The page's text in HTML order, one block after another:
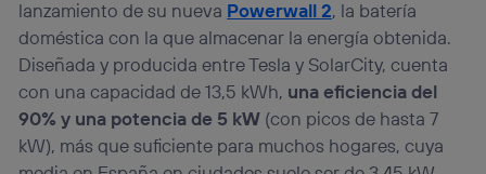
lanzamiento de su nueva Powerwall 2, la batería
doméstica con la que almacenar la energía obtenida.
Diseñada y producida entre Tesla y SolarCity, cuenta
con una capacidad de 13,5 kWh, una eficiencia del
90% y una potencia de 5 kW (con picos de hasta 7
kW), más que suficiente para muchos hogares, cuya